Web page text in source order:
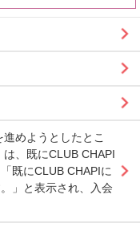
めようとしたとこ
、既にCLUB CHAPI
既にCLUB CHAPIに
」と表示され、入会